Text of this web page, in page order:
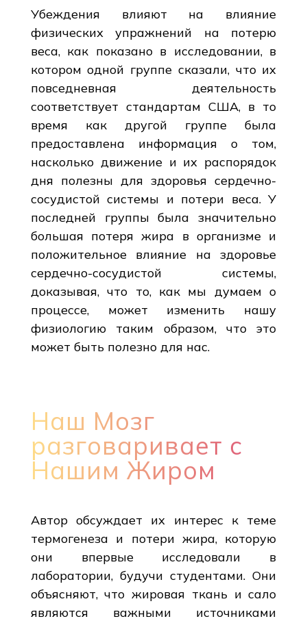
Убеждения влияют на влияние
физических упражнений на потерю
веса, как показано в исследовании, в
котором одной группе сказали, что их
повседневная деятельность
соответствует стандартам США, в то
время как другой группе была
предоставлена информация о том,
насколько движение и их распорядок
дня полезны для здоровья сердечно-
сосудистой системы и потери веса. У
последней группы была значительно
большая потеря жира в организме и
положительное влияние на здоровье
сердечно-сосудистой системы,
доказывая, что то, как мы думаем о
процессе, может изменить нашу
физиологию таким образом, что это
может быть полезно для нас.
Наш Мозг
разговаривает с
Нашим Жиром
Автор обсуждает их интерес к теме
термогенеза и потери жира, которую
они впервые исследовали в
лаборатории, будучи студентами. Они
объясняют, что жировая ткань и сало
являются важными источниками